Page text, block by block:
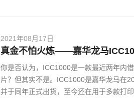
2021年08月17日
真金不怕火炼——嘉华龙马
你是否认为，ICC1000是一款最近两年内
片？但其实不是。ICC1000是嘉华龙马在
并于同年正式出货，至今还在用于多款打